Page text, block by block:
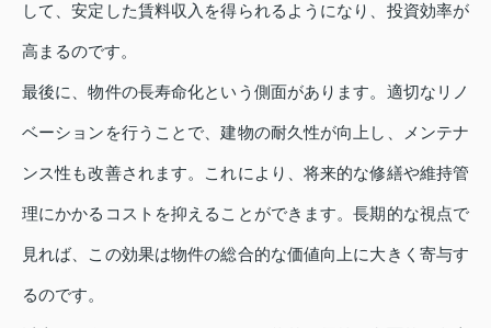
して、安定した賃料収入を得られるようになり、投資効率が
高まるのです。
最後に、物件の長寿命化という側面があります。適切なリノ
ベーションを行うことで、建物の耐久性が向上し、メンテナ
ンス性も改善されます。これにより、将来的な修繕や維持管
理にかかるコストを抑えることができます。長期的な視点で
見れば、この効果は物件の総合的な価値向上に大きく寄与す
るのです。